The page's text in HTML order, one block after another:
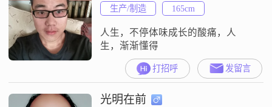
生产/制造
165cm
人生，不停体味成长的酸痛，人
生，渐渐懂得
打招呼 发留言
光明在前